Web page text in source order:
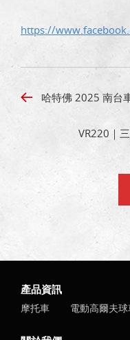
https://
哈特佛 2025 南台
VR220｜
產品資訊
摩托車 電動高爾夫